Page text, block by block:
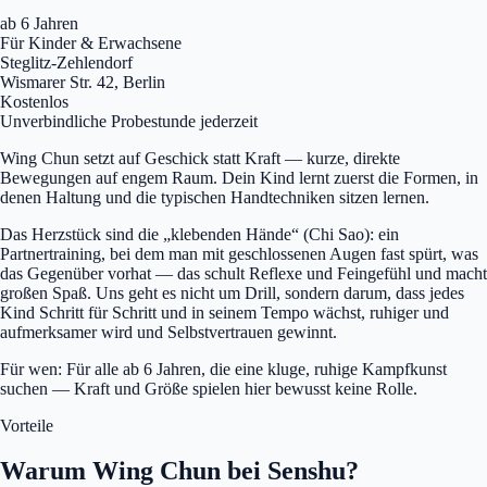
ab 6 Jahren
Für Kinder & Erwachsene
Steglitz-Zehlendorf
Wismarer Str. 42, Berlin
Kostenlos
Unverbindliche Probestunde jederzeit
Wing Chun setzt auf Geschick statt Kraft — kurze, direkte
Bewegungen auf engem Raum. Dein Kind lernt zuerst die Formen, in
denen Haltung und die typischen Handtechniken sitzen lernen.
Das Herzstück sind die „klebenden Hände“ (Chi Sao): ein
Partnertraining, bei dem man mit geschlossenen Augen fast spürt, was
das Gegenüber vorhat — das schult Reflexe und Feingefühl und macht
großen Spaß. Uns geht es nicht um Drill, sondern darum, dass jedes
Kind Schritt für Schritt und in seinem Tempo wächst, ruhiger und
aufmerksamer wird und Selbstvertrauen gewinnt.
Für wen: Für alle ab 6 Jahren, die eine kluge, ruhige Kampfkunst
suchen — Kraft und Größe spielen hier bewusst keine Rolle.
Vorteile
Warum Wing Chun bei Senshu?